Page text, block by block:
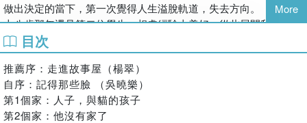
沒有一篇是普羅大眾樂見的教育神話。
沒有一篇看了會感到喜悅。
沒有一篇看了心中不會亂糟糟的，甚至覺得煩。
然而，這些事情確實發生過。
不僅確實發生過，極可能仍在發生⋯⋯
做出決定的當下，第一次覺得人生溢脫軌道，失去方向。
十八歲那年遇見第二位學生，相處經驗太美好，從此展開我在不同
人家間奔走教書的生活。
二十二歲，生怕蹲在家裡成日胡思亂想，接了一堆案子塞滿所有時
段，如今二十又五，八年過去了，得了好多故事。
一邊感到驚奇玩味，一邊寫下，書寫的同時也在修補自己。
More
目次
推薦序：走進故事屋（楊翠）
自序：記得那些臉 （吳曉樂）
第1個家：人子，與貓的孩子
第2個家：他沒有家了